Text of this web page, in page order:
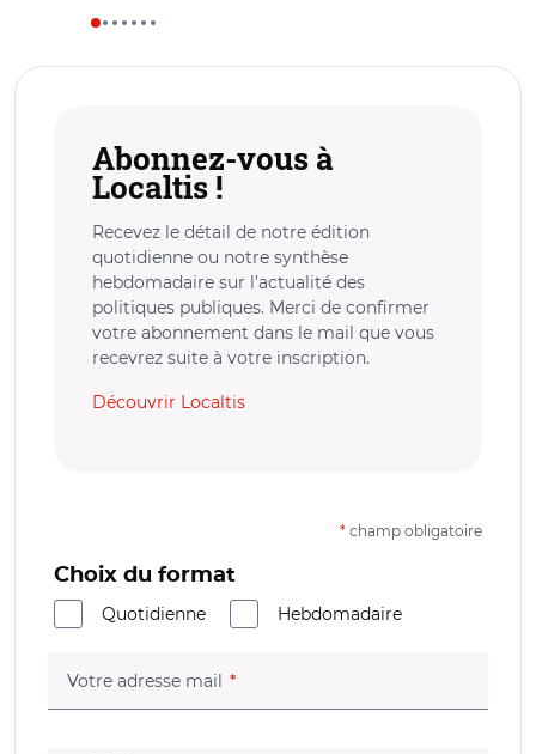
Abonnez-vous à
Localtis !
Recevez le détail de notre édition
quotidienne ou notre synthèse
hebdomadaire sur l’actualité des
politiques publiques. Merci de confirmer
votre abonnement dans le mail que vous
recevrez suite à votre inscription.
Découvrir Localtis
* champ obligatoire
Choix du format
Quotidienne
Hebdomadaire
Votre adresse mail (champ obligatoire)